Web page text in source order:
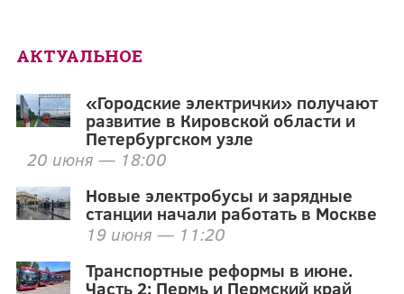
АКТУАЛЬНОЕ
«Городские электрички» получают
развитие в Кировской области и
Петербургском узле
20 июня — 18:00
Новые электробусы и зарядные
станции начали работать в Москве
19 июня — 11:20
Транспортные реформы в июне.
Часть 2: Пермь и Пермский край